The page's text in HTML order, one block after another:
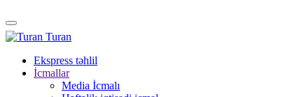
Turan
Ekspress təhlil
İcmallar
Media İcmalı